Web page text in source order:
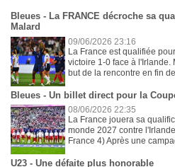
Bleues - La FRANCE décroche sa
Malard
09/06/2026 23:16
La France est qualifiée
victoire 1-0 face à
but de la rencontre en fin
Bleues - Un billet direct pour la
08/06/2026 22:35
La France jouera sa
monde 2027 contre
France 4) Après une
U23 - Une défaite plus honorable